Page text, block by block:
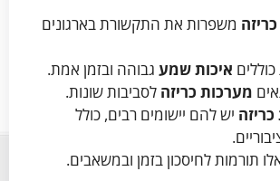
משפרות את התקשורת בארגונים
איכות שמע גבוהה ובזמן אמת.
מערכות כריזה לסביבות שונות.
יש להם יישומים רבים, כולל
תורמות לחיסכון בזמן ובמשאבים.